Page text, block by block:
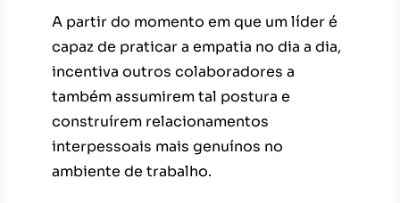
A partir do momento em que um líder é
capaz de praticar a empatia no dia a dia,
incentiva outros colaboradores a
também assumirem tal postura e
construírem relacionamentos
interpessoais mais genuínos no
ambiente de trabalho.